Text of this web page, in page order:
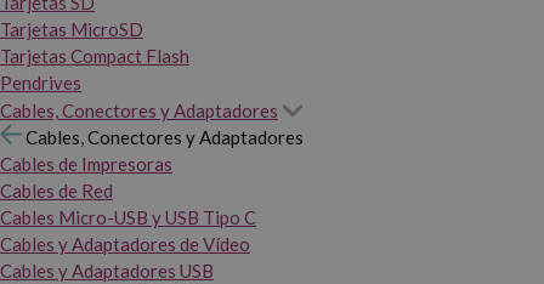
Tarjetas MicroSD
Tarjetas Compact Flash
Pendrives
Cables, Conectores y Adaptadores
Cables, Conectores y Adaptadores
Cables de Impresoras
Cables de Red
Cables Micro-USB y USB Tipo C
Cables y Adaptadores de Vídeo
Cables y Adaptadores USB